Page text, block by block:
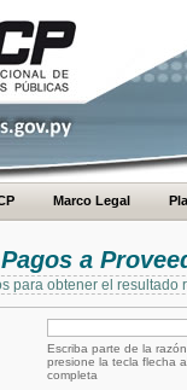
Marco Legal
a
para obtener el resultado
Escriba parte de la
presione la tecla flecha
completa